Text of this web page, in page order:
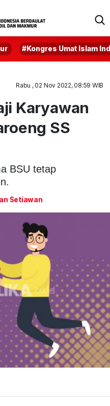
#Kongres Umat Islam
Rabu , 02 Nov 2022, 08:59 WIB
Karyawan
SS
BSU tetap
Setiawan